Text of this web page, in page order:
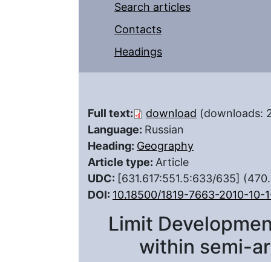
Search articles
Contacts
Headings
Full text: download (downloads:
Language: Russian
Heading: Geography
Article type: Article
UDC: [631.617:551.5:633/635]
DOI: 10.18500/1819-7663-2010-10-
Limit
within semi-